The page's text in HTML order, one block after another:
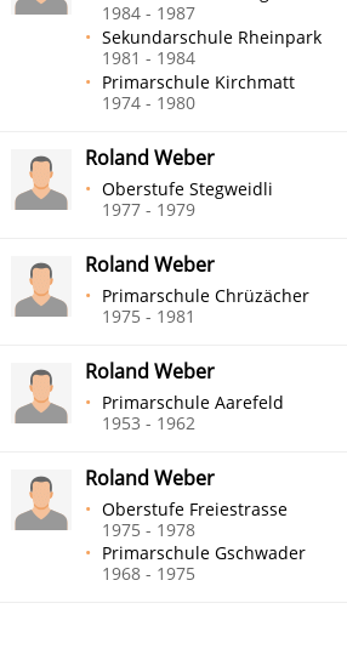
1984 - 1987
Sekundarschule Rheinpark
1981 - 1984
Primarschule Kirchmatt
1974 - 1980
Roland Weber
Oberstufe Stegweidli
1977 - 1979
Roland Weber
Primarschule Chrüzächer
1975 - 1981
Roland Weber
Primarschule Aarefeld
1953 - 1962
Roland Weber
Oberstufe Freiestrasse
1975 - 1978
Primarschule Gschwader
1968 - 1975